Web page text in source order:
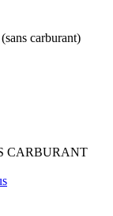
carburant)
CARBURANT